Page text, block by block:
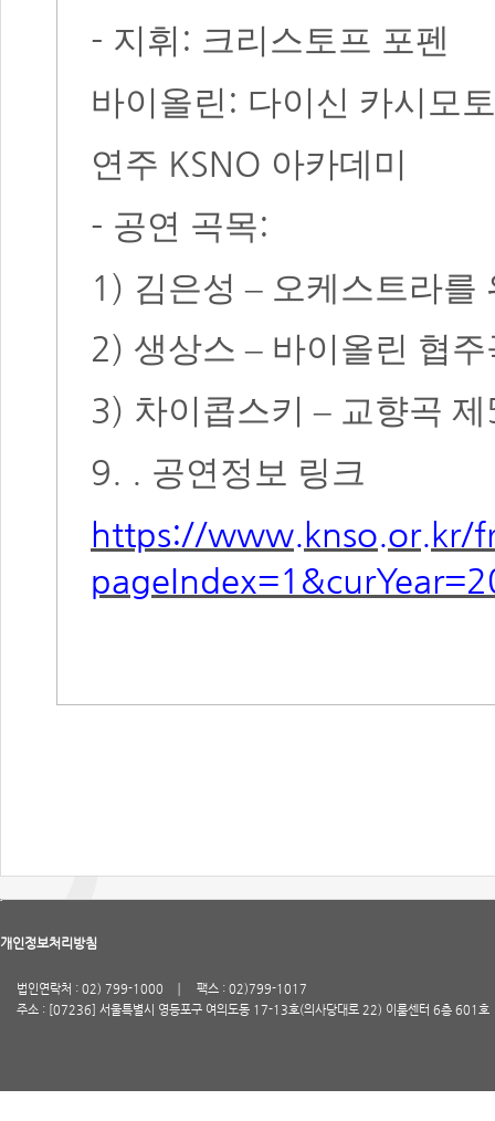
- 지휘 : 크리스토프 포펜
바이올린 : 다이신 카시모토
연주 KSNO 아카데미
- 공연 곡목:
1) 김은성– 오케스트라를
2) 생상스– 바이올린 협주
3) 차이콥스키– 교향곡 제
9. . 공연정보 링크
https://www.knso.or.kr/
개인정보처리방침
법인연락처 : 02) 799-1000
팩스 : 02)799-1017
주소 : [07236] 서울특별시 영등포구 여의도동 17-13호(의사당대로 22) 이룸센터 6층 601호